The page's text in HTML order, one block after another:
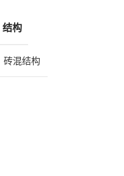
结构
砖混结构